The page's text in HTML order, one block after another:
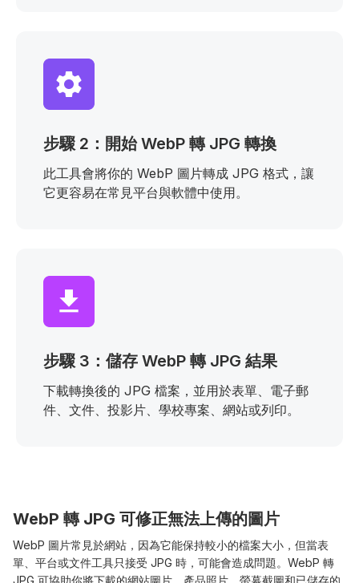
步驟 2：開始 WebP 轉 JPG 轉換
此工具會將你的 WebP 圖片轉成 JPG 格式，讓
它更容易在常見平台與軟體中使用。
步驟 3：儲存 WebP 轉 JPG 結果
下載轉換後的 JPG 檔案，並用於表單、電子郵
件、文件、投影片、學校專案、網站或列印。
WebP 轉 JPG 可修正無法上傳的圖片
WebP 圖片常見於網站，因為它能保持較小的檔案大小，但當表
單、平台或文件工具只接受 JPG 時，可能會造成問題。WebP 轉
JPG 可協助你將下載的網站圖片、產品照片、螢幕截圖和已儲存的